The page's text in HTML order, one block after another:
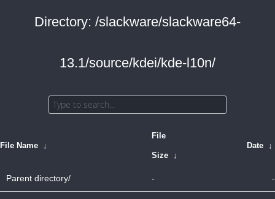
Directory: /slackware/slackware64-
13.1/source/kdei/kde-l10n/
File Name ↓
File
Size ↓
Date ↓
Parent directory/ - -